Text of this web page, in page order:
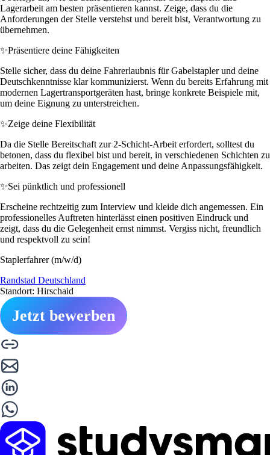
Lagerarbeit am besten präsentieren kannst. Zeige, dass du die
Anforderungen der Stelle verstehst und bereit bist, Verantwortung zu
übernehmen.
✨Präsentiere deine Fähigkeiten
Stelle sicher, dass du deine Fahrerlaubnis für Gabelstapler und deine
Deutschkenntnisse klar kommunizierst. Wenn du bereits Erfahrung mit
modernen Lagertransportgeräten hast, bringe konkrete Beispiele mit,
um deine Eignung zu unterstreichen.
✨Zeige deine Flexibilität
Da die Stelle Bereitschaft zur 2-Schicht-Arbeit erfordert, solltest du
betonen, dass du flexibel bist und bereit, in verschiedenen Schichten zu
arbeiten. Das zeigt dein Engagement und deine Anpassungsfähigkeit.
✨Sei pünktlich und professionell
Erscheine rechtzeitig zum Interview und kleide dich angemessen. Ein
professionelles Auftreten hinterlässt einen positiven Eindruck und
zeigt, dass du die Gelegenheit ernst nimmst. Vergiss nicht, freundlich
und respektvoll zu sein!
Staplerfahrer (m/w/d)
Randstad Deutschland
Standort: Hirschaid
Jetzt bewerben